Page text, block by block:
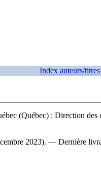
Index auteurs/titres
(Québec) : Direction des
2023). — Dernière